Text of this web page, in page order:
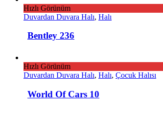
Hızlı Görünüm
Duvardan Duvara Halı, Halı
Bentley 236
Hızlı Görünüm
Duvardan Duvara Halı, Halı, Çocuk Halısı
World Of Cars 10